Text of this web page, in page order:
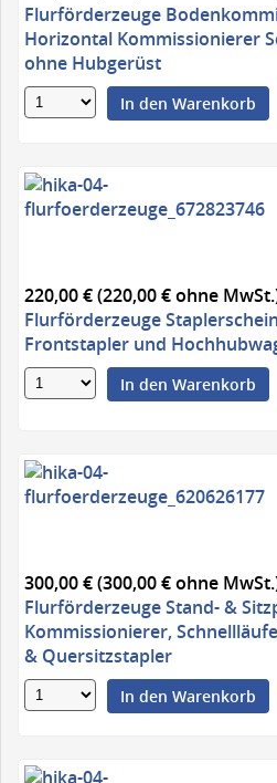
Flurförderzeuge
Horizontal Kommissionierer
ohne Hubgerüst
In den Warenkorb
220,00 € (220,00 € ohne
Flurförderzeuge
Frontstapler und
In den Warenkorb
300,00 € (300,00 € ohne
Flurförderzeuge Stand- &
Kommissionierer,
& Quersitzstapler
In den Warenkorb